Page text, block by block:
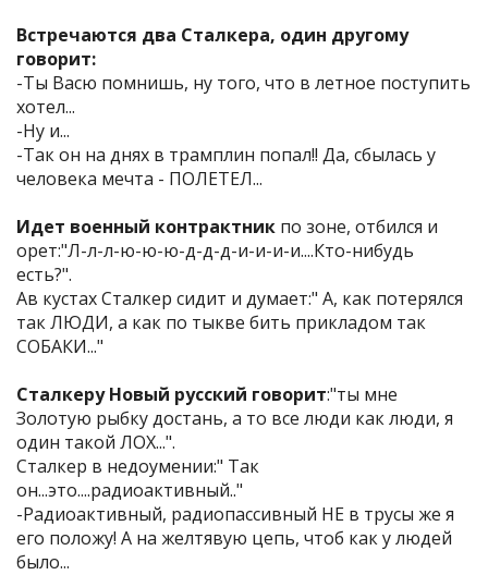
Встречаются два Сталкера, один другому
говорит:
-Ты Васю помнишь, ну того, что в летное поступить
хотел...
-Ну и...
-Так он на днях в трамплин попал!! Да, сбылась у
человека мечта - ПОЛЕТЕЛ...
Идет военный контрактник по зоне, отбился и
орет:"Л-л-л-ю-ю-ю-д-д-д-и-и-и-и....Кто-нибудь
есть?".
Ав кустах Сталкер сидит и думает:" А, как потерялся
так ЛЮДИ, а как по тыкве бить прикладом так
СОБАКИ..."
Сталкеру Новый русский говорит:"ты мне
Золотую рыбку достань, а то все люди как люди, я
один такой ЛОХ...".
Сталкер в недоумении:" Так
он...это....радиоактивный.."
-Радиоактивный, радиопассивный НЕ в трусы же я
его положу! А на желтявую цепь, чтоб как у людей
было...